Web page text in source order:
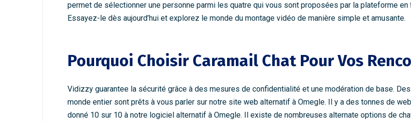
permet de sélectionner une personne parmi les quatre qui vous sont proposées par la plateforme
Essayez-le dès aujourd’hui et explorez le monde du montage vidéo de manière simple et amusante.
Pourquoi Choisir Caramail Chat Pour Vos
Vidizzy guarantee la sécurité grâce à des mesures de confidentialité et une modération de base.
monde entier sont prêts à vous parler sur notre site web alternatif à Omegle. Il y a des tonnes de
donné 10 sur 10 à notre logiciel alternatif à Omegle. Il existe de nombreuses alternate options de